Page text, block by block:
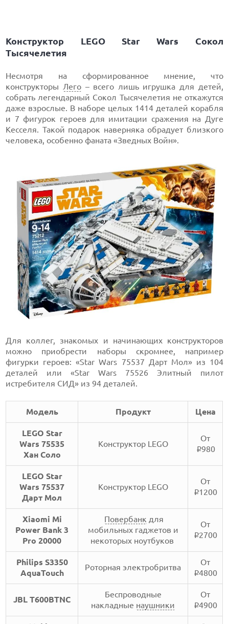
Конструктор LEGO Star Wars Сокол
Тысячелетия
Несмотря на сформированное мнение, что
конструкторы Лего– всего лишь игрушка для детей,
собрать легендарный Сокол Тысячелетия не откажутся
даже взрослые. В наборе целых 1414 деталей корабля
и 7 фигурок героев для имитации сражения на Дуге
Кесселя. Такой подарок наверняка обрадует близкого
человека, особенно фаната «Зведных Войн».
Для коллег, знакомых и начинающих конструкторов
можно приобрести наборы скромнее, например
фигурки героев: «Star Wars 75537 Дарт Мол» из 104
деталей или «Star Wars 75526 Элитный пилот
истребителя СИД» из 94 деталей.
Модель Продукт Цена
LEGO Star
Wars 75535
Хан Соло
Конструктор LEGO
От
i980
LEGO Star
Wars 75537
Дарт Мол
Конструктор LEGO
От
i1200
Xiaomi Mi
Power Bank 3
Pro 20000
Повербанк для
мобильных гаджетов и
некоторых ноутбуков
От
i2700
Philips S3350
AquaTouch
Роторная электробритва
От
i4800
JBL T600BTNC
Беспроводные
накладные наушники
От
i4900